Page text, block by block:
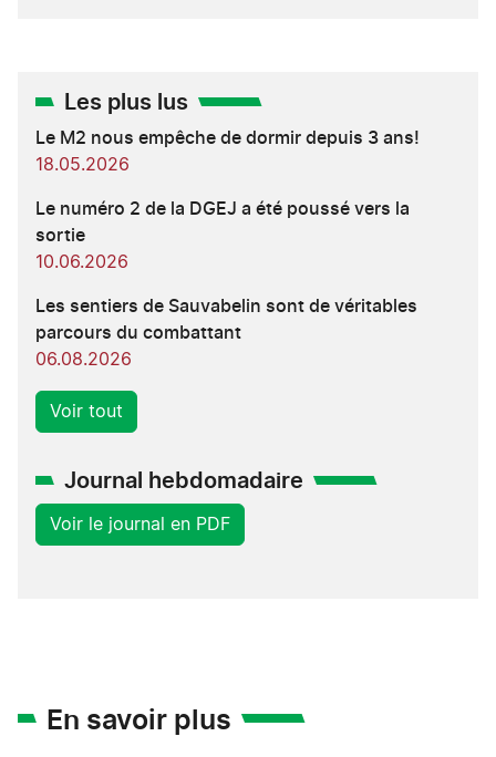
Les plus lus
Le M2 nous empêche de dormir depuis 3 ans!
18.05.2026
Le numéro 2 de la DGEJ a été poussé vers la
sortie
10.06.2026
Les sentiers de Sauvabelin sont de véritables
parcours du combattant
06.08.2026
Voir tout
Journal hebdomadaire
Voir le journal en PDF
En savoir plus